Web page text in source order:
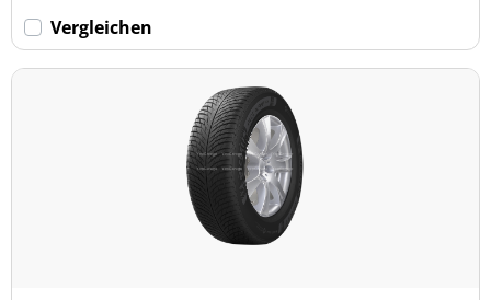
Vergleichen